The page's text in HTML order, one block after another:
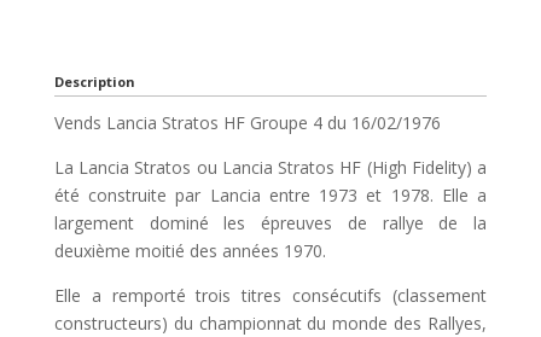
Description
Vends Lancia Stratos HF Groupe 4 du 16/02/1976
La Lancia Stratos ou Lancia Stratos HF (High Fidelity) a
été construite par Lancia entre 1973 et 1978. Elle a
largement dominé les épreuves de rallye de la
deuxième moitié des années 1970.
Elle a remporté trois titres consécutifs (classement
constructeurs) du championnat du monde des Rallyes,